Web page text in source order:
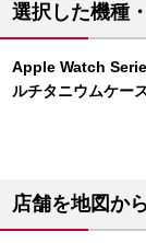
選択した機種
Apple Watch
ルチタニウムケー
店舗を地図か